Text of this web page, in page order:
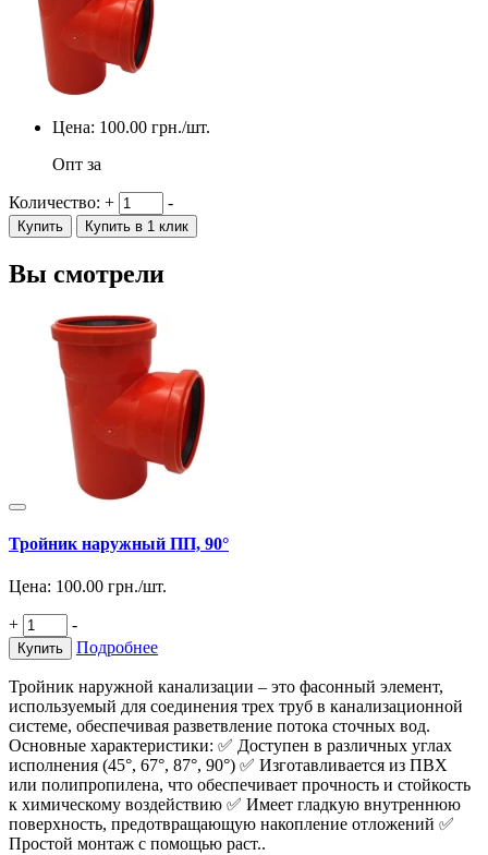
Цена: 100.00 грн./шт.
Опт за
Количество: + -
Купить Купить в 1 клик
Вы смотрели
Тройник наружный ПП, 90°
Цена: 100.00 грн./шт.
+ -
Купить Подробнее
Тройник наружной канализации – это фасонный элемент,
используемый для соединения трех труб в канализационной
системе, обеспечивая разветвление потока сточных вод.
Основные характеристики: ✅ Доступен в различных углах
исполнения (45°, 67°, 87°, 90°) ✅ Изготавливается из ПВХ
или полипропилена, что обеспечивает прочность и стойкость
к химическому воздействию ✅ Имеет гладкую внутреннюю
поверхность, предотвращающую накопление отложений ✅
Простой монтаж с помощью раст..